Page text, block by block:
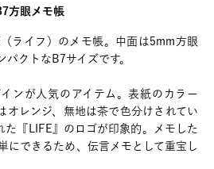
方眼メモ帳
ライフ）のメモ帳。中面は5mm方眼
クトなB7サイズです。
ンが人気のアイテム。表紙のカラー
オレンジ、無地は茶で色分けされてい
た『LIFE』のロゴが印象的。メモした
にできるため、伝言メモとして重宝し